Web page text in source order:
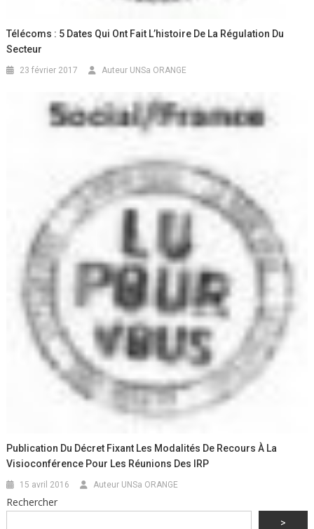
Télécoms : 5 Dates Qui Ont Fait L’histoire De La Régulation Du
Secteur
23 février 2017 Auteur UNSa ORANGE
Publication Du Décret Fixant Les Modalités De Recours À La
Visioconférence Pour Les Réunions Des IRP
15 avril 2016 Auteur UNSa ORANGE
Rechercher
>